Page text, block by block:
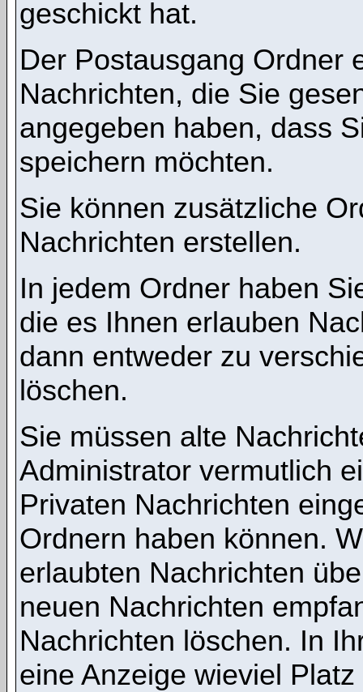
geschickt hat.
Der Postausgang Ordner
Nachrichten, die Sie
angegeben haben, dass
speichern möchten.
Sie können zusätzliche
Nachrichten erstellen.
In jedem Ordner haben
die es Ihnen erlauben
dann entweder zu
löschen.
Sie müssen alte
Administrator vermutlich
Privaten Nachrichten
Ordnern haben können.
erlaubten Nachrichten
neuen Nachrichten
Nachrichten löschen. In
eine Anzeige wieviel